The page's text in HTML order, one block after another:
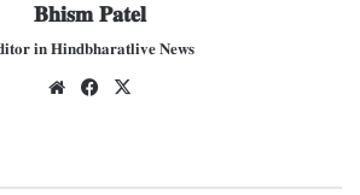
𝐁𝐡𝐢𝐬𝐦 𝐏𝐚𝐭𝐞𝐥
𝐢𝐧 𝐇𝐢𝐧𝐝𝐛𝐡𝐚𝐫𝐚𝐭𝐥𝐢𝐯𝐞 𝐍𝐞𝐰𝐬
We
Fac